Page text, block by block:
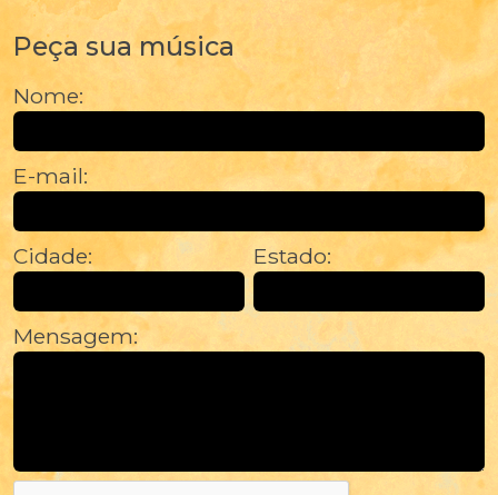
Peça sua música
Nome:
E-mail:
Cidade: Estado:
Mensagem: